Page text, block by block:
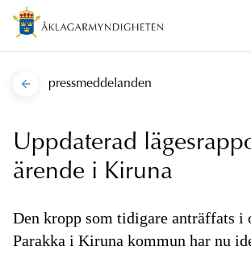
pressmeddelanden
Uppdaterad
ärende i Kiruna
Den kropp som tidigare anträffats i
Parakka i Kiruna kommun har nu